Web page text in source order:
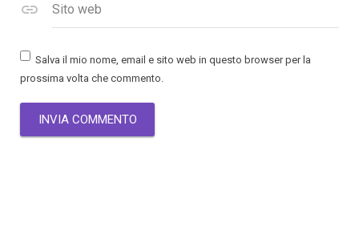
Sito web
Salva il mio nome, email e sito web in questo browser per la
prossima volta che commento.